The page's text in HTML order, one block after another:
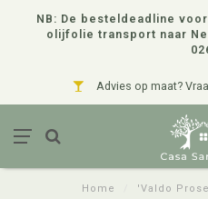
NB: De besteldeadline
olijfolie transport naar
Advies op maat?
Home 'Valdo